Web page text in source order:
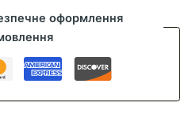
оформлення